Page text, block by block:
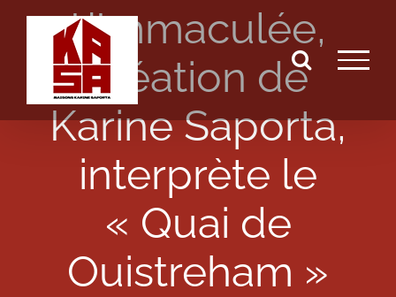
Passer
L’Immaculée,
création de
Karine Saporta,
interprète le
« Quai de
Ouistreham »